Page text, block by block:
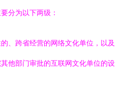
分为以下两级：
的、跨省经营的网络文化单位，以及
他部门审批的互联网文化单位的设